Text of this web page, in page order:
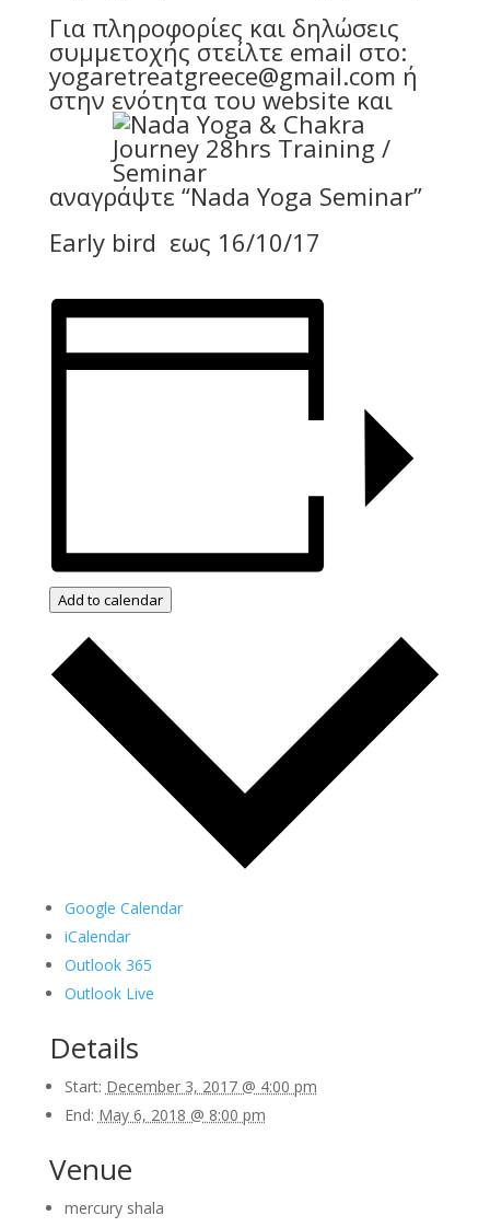
Για πληροφορίες και δηλώσεις
συμμετοχής στείλτε email στο:
yogaretreatgreece@gmail.com ή
στην ενότητα του website και
αναγράψτε “Nada Yoga Seminar”
Early bird εως 16/10/17
Add to calendar
Google Calendar
iCalendar
Outlook 365
Outlook Live
Details
Start: December 3, 2017 @ 4:00 pm
End: May 6, 2018 @ 8:00 pm
Venue
mercury shala